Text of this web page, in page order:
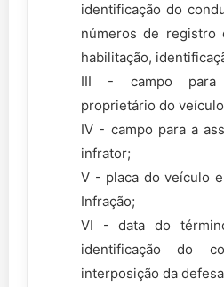
identificação do
números de registro
habilitação,
III - campo para
proprietário do
IV - campo para a
infrator;
V - placa do veículo
Infração;
VI - data do
identificação do
interposição da